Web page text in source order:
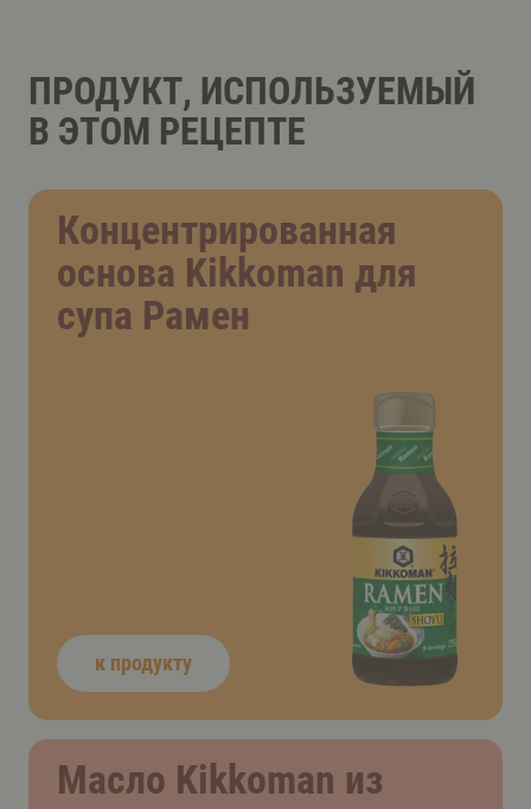
ПРОДУКТ, ИСПОЛЬЗУЕМЫЙ
В ЭТОМ РЕЦЕПТЕ
Концентрированная
основа Kikkomаn для
супа Рамен
к продукту
Масло Kikkoman из